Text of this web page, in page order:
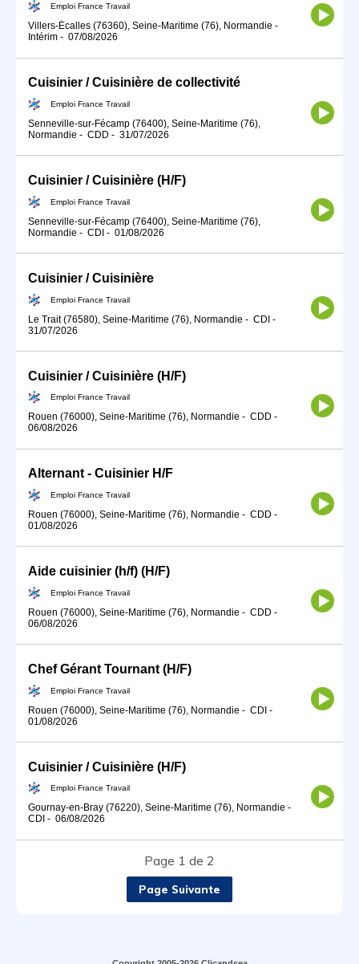
Emploi France Travail
Villers-Écalles (76360), Seine-Maritime (76), Normandie -
Intérim - 07/08/2026
Cuisinier / Cuisinière de collectivité
Emploi France Travail
Senneville-sur-Fécamp (76400), Seine-Maritime (76),
Normandie - CDD - 31/07/2026
Cuisinier / Cuisinière (H/F)
Emploi France Travail
Senneville-sur-Fécamp (76400), Seine-Maritime (76),
Normandie - CDI - 01/08/2026
Cuisinier / Cuisinière
Emploi France Travail
Le Trait (76580), Seine-Maritime (76), Normandie - CDI -
31/07/2026
Cuisinier / Cuisinière (H/F)
Emploi France Travail
Rouen (76000), Seine-Maritime (76), Normandie - CDD -
06/08/2026
Alternant - Cuisinier H/F
Emploi France Travail
Rouen (76000), Seine-Maritime (76), Normandie - CDD -
01/08/2026
Aide cuisinier (h/f) (H/F)
Emploi France Travail
Rouen (76000), Seine-Maritime (76), Normandie - CDD -
06/08/2026
Chef Gérant Tournant (H/F)
Emploi France Travail
Rouen (76000), Seine-Maritime (76), Normandie - CDI -
01/08/2026
Cuisinier / Cuisinière (H/F)
Emploi France Travail
Gournay-en-Bray (76220), Seine-Maritime (76), Normandie -
CDI - 06/08/2026
Page 1 de 2
Page Suivante